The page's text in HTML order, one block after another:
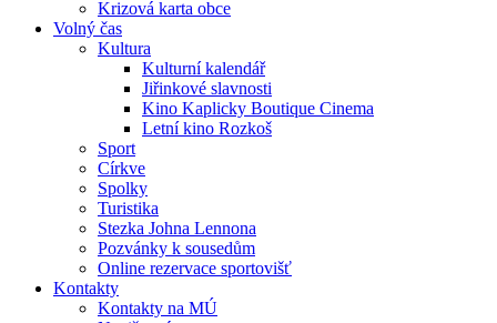
Krizová karta obce
Volný čas
Kultura
Kulturní kalendář
Jiřinkové slavnosti
Kino Kaplicky Boutique Cinema
Letní kino Rozkoš
Sport
Církve
Spolky
Turistika
Stezka Johna Lennona
Pozvánky k sousedům
Online rezervace sportovišť
Kontakty
Kontakty na MÚ